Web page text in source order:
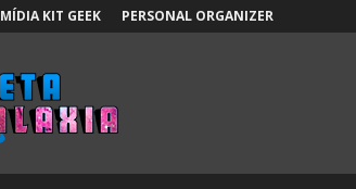
MÍDIA KIT GEEK PERSONAL ORGANIZER